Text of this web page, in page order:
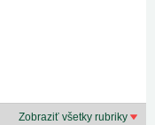
Zobraziť všetky rubriky